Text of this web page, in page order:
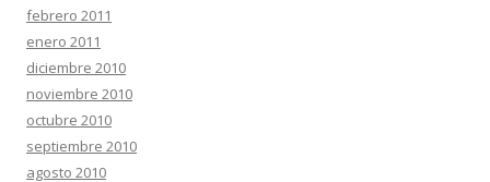
febrero 2011
enero 2011
diciembre 2010
noviembre 2010
octubre 2010
septiembre 2010
agosto 2010